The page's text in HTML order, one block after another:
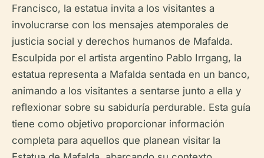
Francisco, la estatua invita a los visitantes a
involucrarse con los mensajes atemporales de
justicia social y derechos humanos de Mafalda.
Esculpida por el artista argentino Pablo Irrgang, la
estatua representa a Mafalda sentada en un banco,
animando a los visitantes a sentarse junto a ella y
reflexionar sobre su sabiduría perdurable. Esta guía
tiene como objetivo proporcionar información
completa para aquellos que planean visitar la